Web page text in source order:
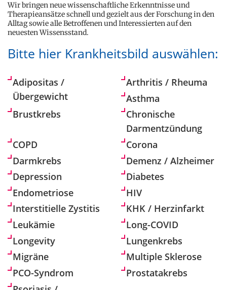
Wir bringen neue wissenschaftliche Erkenntnisse und
Therapieansätze schnell und gezielt aus der Forschung in den
Alltag sowie alle Betroffenen und Interessierten auf den
neuesten Wissensstand.
Bitte hier Krankheitsbild auswählen:
Adipositas /
Übergewicht
Arthritis / Rheuma
Asthma
Brustkrebs
Chronische
Darmentzündung
COPD
Corona
Darmkrebs
Demenz / Alzheimer
Depression
Diabetes
Endometriose
HIV
Interstitielle Zystitis
KHK / Herzinfarkt
Leukämie
Long-COVID
Longevity
Lungenkrebs
Migräne
Multiple Sklerose
PCO-Syndrom
Prostatakrebs